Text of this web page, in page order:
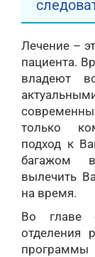
Лечение –
пациента.
владеют
только
подход к
багажом
вылечить
на время.
Во главе
отделения
программы